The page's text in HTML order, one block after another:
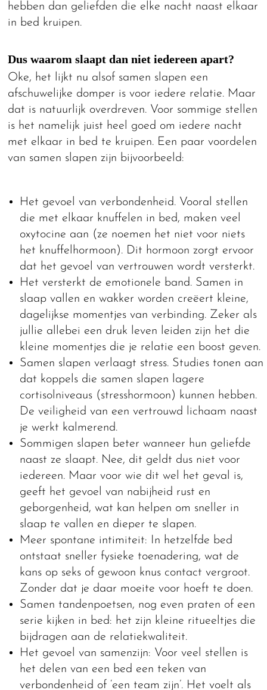
hebben dan geliefden die elke nacht naast elkaar
in bed kruipen.
Dus waarom slaapt dan niet iedereen apart?
Oke, het lijkt nu alsof samen slapen een
afschuwelijke domper is voor iedere relatie. Maar
dat is natuurlijk overdreven. Voor sommige stellen
is het namelijk juist heel goed om iedere nacht
met elkaar in bed te kruipen. Een paar voordelen
van samen slapen zijn bijvoorbeeld:
Het gevoel van verbondenheid. Vooral stellen
die met elkaar knuffelen in bed, maken veel
oxytocine aan (ze noemen het niet voor niets
het knuffelhormoon). Dit hormoon zorgt ervoor
dat het gevoel van vertrouwen wordt versterkt.
Het versterkt de emotionele band. Samen in
slaap vallen en wakker worden creëert kleine,
dagelijkse momentjes van verbinding. Zeker als
jullie allebei een druk leven leiden zijn het die
kleine momentjes die je relatie een boost geven.
Samen slapen verlaagt stress. Studies tonen aan
dat koppels die samen slapen lagere
cortisolniveaus (stresshormoon) kunnen hebben.
De veiligheid van een vertrouwd lichaam naast
je werkt kalmerend.
Sommigen slapen beter wanneer hun geliefde
naast ze slaapt. Nee, dit geldt dus niet voor
iedereen. Maar voor wie dit wel het geval is,
geeft het gevoel van nabijheid rust en
geborgenheid, wat kan helpen om sneller in
slaap te vallen en dieper te slapen.
Meer spontane intimiteit: In hetzelfde bed
ontstaat sneller fysieke toenadering, wat de
kans op seks of gewoon knus contact vergroot.
Zonder dat je daar moeite voor hoeft te doen.
Samen tandenpoetsen, nog even praten of een
serie kijken in bed: het zijn kleine ritueeltjes die
bijdragen aan de relatiekwaliteit.
Het gevoel van samenzijn: Voor veel stellen is
het delen van een bed een teken van
verbondenheid of ‘een team zijn’. Het voelt als